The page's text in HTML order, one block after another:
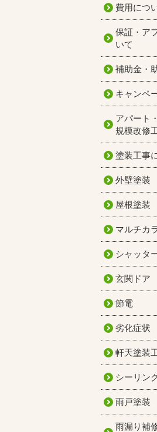
費用につ
保証・ア
いて
補助金・
キャンペ
アパート
規模改修
塗装工事
外壁塗装
屋根塗装
マルチカ
シャッタ
玄関ドア
節電
劣化症状
軒天塗装
シーリン
雨戸塗装
雨漏り補